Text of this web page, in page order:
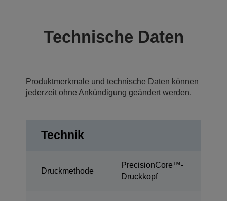
Technische Daten
Produktmerkmale und technische Daten können
jederzeit ohne Ankündigung geändert werden.
Technik
Druckmethode
PrecisionCore™-
Druckkopf